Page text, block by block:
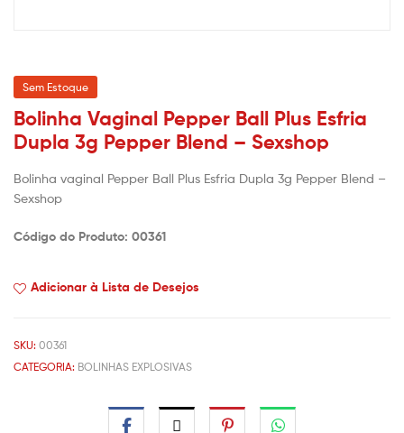
Sem Estoque
Bolinha Vaginal Pepper Ball Plus Esfria
Dupla 3g Pepper Blend – Sexshop
Bolinha vaginal Pepper Ball Plus Esfria Dupla 3g Pepper Blend –
Sexshop
Código do Produto: 00361
Adicionar à Lista de Desejos
SKU: 00361
CATEGORIA: BOLINHAS EXPLOSIVAS